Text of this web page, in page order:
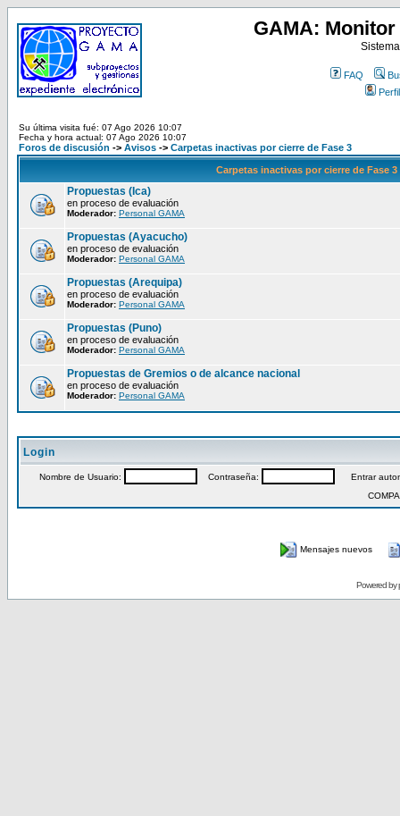
GAMA:
FAQ
Perfil
Su última visita fué: 07 Ago 2026 10:07
Fecha y hora actual: 07 Ago 2026 10:07
Foros de discusión -> Avisos -> Carpetas inactivas por cierre de Fase 3
Carpetas inactivas por cierre de Fase 3
Propuestas (Ica)
en proceso de evaluación
Moderador: Personal GAMA
Propuestas (Ayacucho)
en proceso de evaluación
Moderador: Personal GAMA
Propuestas (Arequipa)
en proceso de evaluación
Moderador: Personal GAMA
Propuestas (Puno)
en proceso de evaluación
Moderador: Personal GAMA
Propuestas de Gremios o de alcance nacional
en proceso de evaluación
Moderador: Personal GAMA
Login
Nombre de Usuario: Contraseña:
Entrar
Mensajes nuevos
Powered by